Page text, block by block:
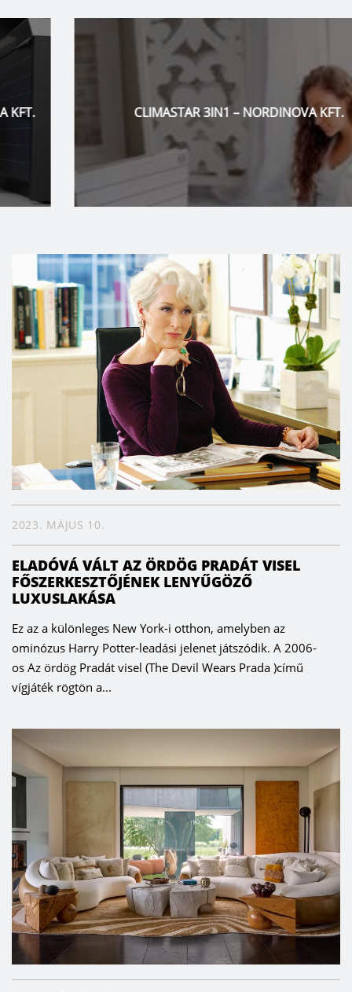
CLIMASTAR 3IN1 – NORDINOVA KFT.
2023. MÁJUS 10.
ELADÓVÁ VÁLT AZ ÖRDÖG PRADÁT VISEL
FŐSZERKESZTŐJÉNEK LENYŰGÖZŐ
LUXUSLAKÁSA
Ez az a különleges New York-i otthon, amelyben az
ominózus Harry Potter-leadási jelenet játszódik. A 2006-
os Az ördög Pradát visel (The Devil Wears Prada )című
vígjáték rögtön a...